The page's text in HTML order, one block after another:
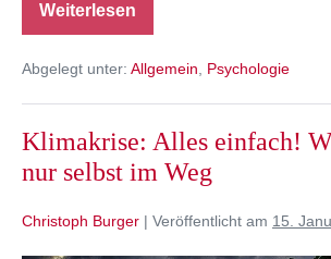
Weiterlesen
Trump,
die
und
Realität
Abgelegt unter: Allgemein, Psychologie
Klimakrise: Alles einfach!
nur selbst im Weg
Christoph Burger | Veröffentlicht am 15.